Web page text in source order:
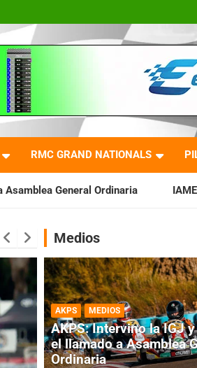
RMC GRAND NATIONALS
IAME SERIES
Medios
AKPS MEDIOS
AKPS: Intervino la IGJ
el llamado a Asamblea
Ordinaria